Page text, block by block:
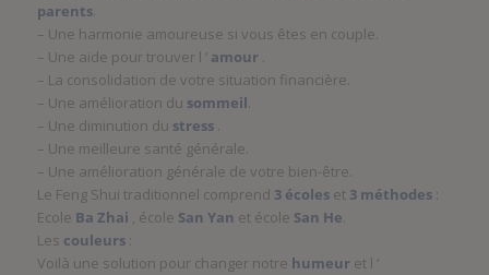
parents.
– Une harmonie amoureuse si vous êtes en couple.
– Une aide pour trouver l ‘ amour.
– La consolidation de votre situation financière.
– Une amélioration du sommeil.
– Une diminution du stress.
– Une meilleure santé générale.
– Une amélioration générale de votre bien-être.
Le Feng Shui traditionnel comprend 3 écoleset 3 méthodes:
Ecole Ba Zhai , école San Yan et école San He.
Les couleurs:
Voilà une solution pour changer notre humeuret l ‘